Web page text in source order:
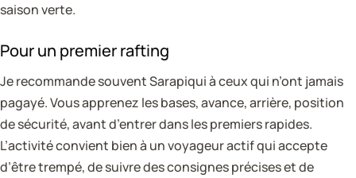
saison verte.
Pour un premier rafting
Je recommande souvent Sarapiqui à ceux qui n’ont jamais
pagayé. Vous apprenez les bases, avance, arrière, position
de sécurité, avant d’entrer dans les premiers rapides.
L’activité convient bien à un voyageur actif qui accepte
d’être trempé, de suivre des consignes précises et de